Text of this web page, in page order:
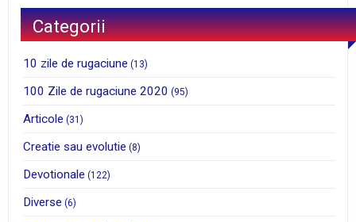
Categorii
10 zile de rugaciune (13)
100 Zile de rugaciune 2020 (95)
Articole (31)
Creatie sau evolutie (8)
Devotionale (122)
Diverse (6)